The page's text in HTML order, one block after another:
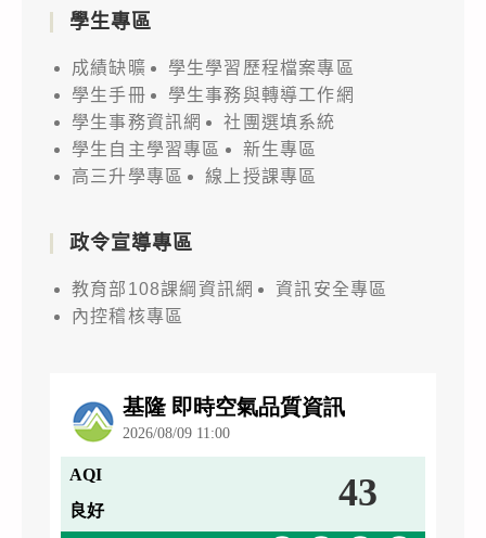
學生專區
成績缺曠
學生學習歷程檔案專區
學生手冊
學生事務與轉導工作網
學生事務資訊網
社團選填系統
學生自主學習專區
新生專區
高三升學專區
線上授課專區
政令宣導專區
教育部108課綱資訊網
資訊安全專區
內控稽核專區